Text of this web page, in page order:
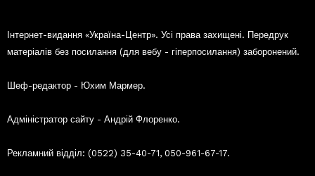
Інтернет-видання «Україна-Центр». Усі права захищені. Передрук
матеріалів без посилання (для вебу - гіперпосилання) заборонений.
Шеф-редактор - Юхим Мармер.
Адміністратор сайту - Андрій Флоренко.
Рекламний відділ: (0522) 35-40-71, 050-961-67-17.